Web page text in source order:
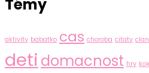
Témy
aktivity babatko cas choroba citaty
deti domacnost hry